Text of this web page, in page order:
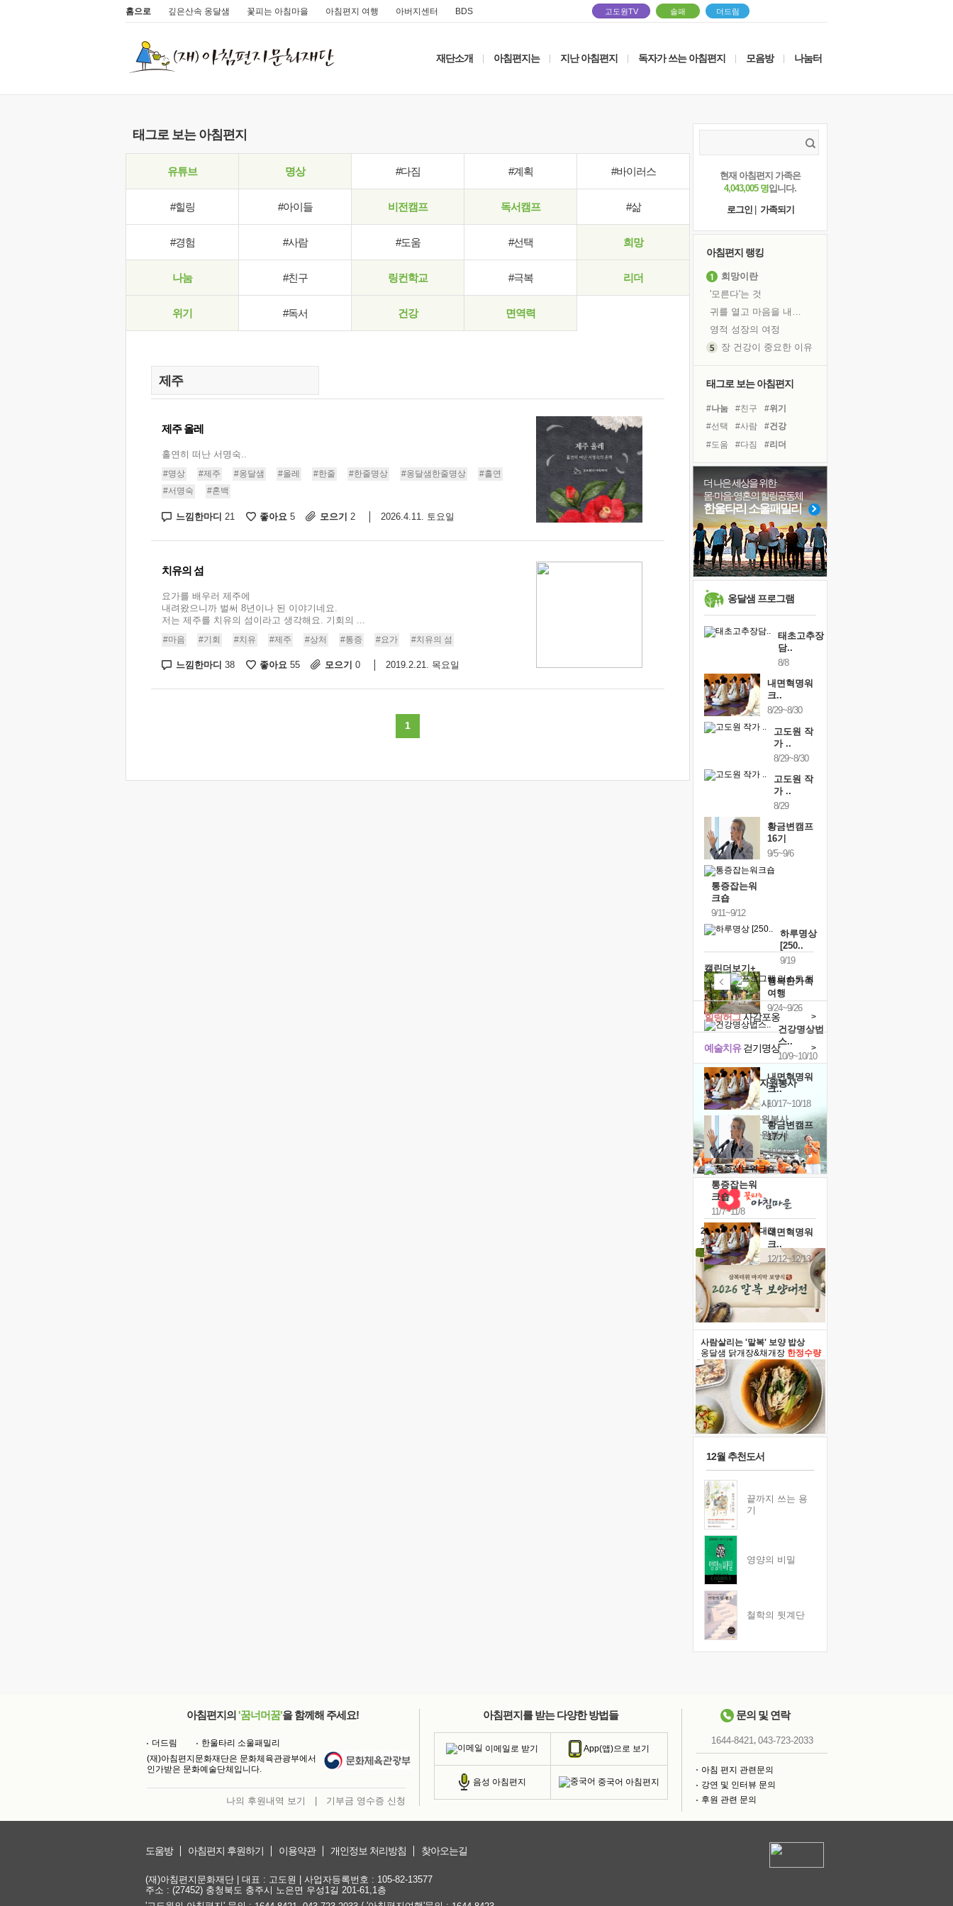
홈으로 깊은산속 옹달샘 꽃피는 아침마을 아침편지 여행 아버지센터 BDS 고도원TV 솔패 더드림
재단소개 아침편지는 지난 아침편지 독자가 쓰는 아침편지 모음방 나눔터
태그로 보는 아침편지
유튜브 명상 #다짐 #계획 #바이러스
#힐링 #아이들 비전캠프 독서캠프 #삶
#경험 #사람 #도움 #선택 희망
나눔 #친구 링컨학교 #극복 리더
위기 #독서 건강 면역력
제주 올레
홀연히 떠난 서명숙..
#명상 #제주 #옹달샘 #올레 #한줄 #한줄명상 #옹달샘한줄명상
#홀연
#서명숙
#혼백
느낌한마디 21 좋아요 5 모으기 2 2026.4.11. 토요일
치유의 섬
요가를 배우러 제주에
내려왔으니까 벌써 8년이나 된 이야기네요.
저는 제주를 치유의 섬이라고 생각해요. 기회의 ...
#마음 #기회 #치유 #제주 #상처 #통증 #요가 #치유의 섬
느낌한마디 38 좋아요 55 모으기 0 2019.2.21. 목요일
1
현재 아침편지 가족은
4,043,005 명입니다.
로그인
가족되기
아침편지 랭킹
희망이란
'모른다'는 것
귀를 열고 마음을 내어주고
영적 성장의 여정
장 건강이 중요한 이유
꿈이 실제가 되는 것
'말 타는 법'을 먼저
졸업식 사진을 보며
아픈 아버지를 위한 공간 설계
극심한 변비, 어깨결림, 수면 장애
보고 싶은 어머니
유년 시절의 부산 영도 바다
못된 꼰대들
거울 속의 나
태그로 보는 아침편지
#나눔 #친구
#위기
#선택
#사람
#건강
#도움
#다짐
#리더
#독서
#면역력
#희망
#계획
#비전캠프
#명상
#아이들
#극복
#독서캠프
#바이러스
#경험
#삶 #힐링
더 나은 세상을 위한
몸·마음·영혼의 힐링공동체
한울타리 소울패밀리
옹달샘 프로그램
태초고추장
담..
8/8
내면혁명워
크..
8/29~8/30
고도원 작
가 ..
8/29~8/30
고도원 작
가 ..
8/29
황금변캠프
16기
9/5~9/6
통증잡는워
크숍
9/11~9/12
하루명상
[250..
9/19
행복한가족
여행
9/24~9/26
건강명상법
스..
10/9~10/10
내면혁명워
크..
10/17~10/18
황금변캠프
17기
10/30~10/31
통증잡는워
크숍
11/7~11/8
내면혁명워
크..
12/12~12/13
캘린더보기+
예술치유걷기명상 >
힐링허그사감포옹 >
'옹달샘의 꽃'자원봉사
· 청년 자원봉사
· 금빛청년 자원봉사
· 음식연구 자원봉사
2026 말복 보양대전
최대74%할인
사람살리는 '말복' 보양 밥상
옹달샘 닭개장&채개장 한정수량
12월 추천도서
끝까지 쓰는 용
기
영양의 비밀
철학의 뒷계단
아침편지의 '꿈너머꿈'을 함께해 주세요!
더드림
한울타리 소울패밀리
(재)아침편지문화재단은 문화체육관광부에서
인가받은 문화예술단체입니다.
나의 후원내역 보기 기부금 영수증 신청
아침편지를 받는 다양한 방법들
이메일로 받기 App(앱)으로 보기
음성 아침편지 중국어 아침편지
문의 및 연락
1644-8421, 043-723-2033
아침 편지 관련문의
강연 및 인터뷰 문의
후원 관련 문의
도움방 아침편지 후원하기 이용약관 개인정보 처리방침 찾아오는길
(재)아침편지문화재단 | 대표 : 고도원 | 사업자등록번호 : 105-82-13577
주소 : (27452) 충청북도 충주시 노은면 우성1길 201-61,1층